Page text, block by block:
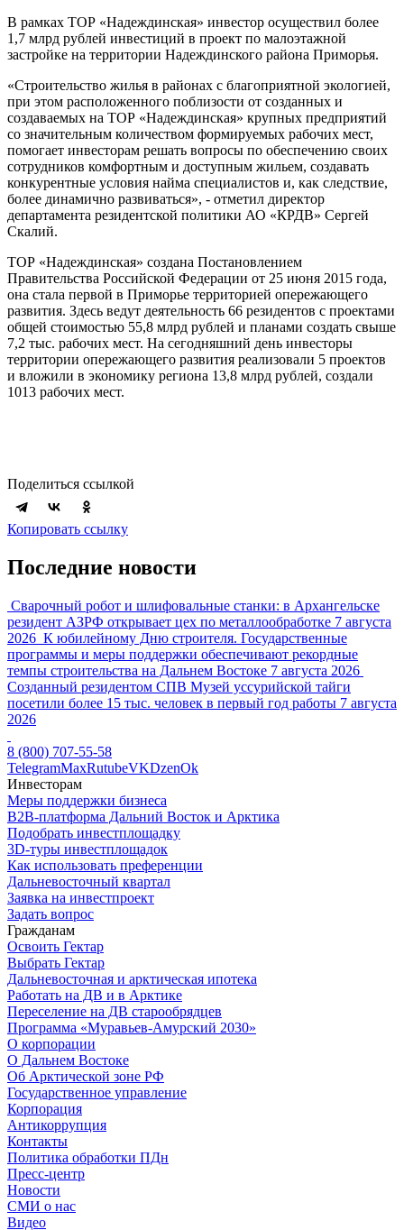
В рамках ТОР «Надеждинская» инвестор осуществил более
1,7 млрд рублей инвестиций в проект по малоэтажной
застройке на территории Надеждинского района Приморья.
«Строительство жилья в районах с благоприятной экологией,
при этом расположенного поблизости от созданных и
создаваемых на ТОР «Надеждинская» крупных предприятий
со значительным количеством формируемых рабочих мест,
помогает инвесторам решать вопросы по обеспечению своих
сотрудников комфортным и доступным жильем, создавать
конкурентные условия найма специалистов и, как следствие,
более динамично развиваться», - отметил директор
департамента резидентской политики АО «КРДВ» Сергей
Скалий.
ТОР «Надеждинская» создана Постановлением
Правительства Российской Федерации от 25 июня 2015 года,
она стала первой в Приморье территорией опережающего
развития. Здесь ведут деятельность 66 резидентов с проектами
общей стоимостью 55,8 млрд рублей и планами создать свыше
7,2 тыс. рабочих мест. На сегодняшний день инвесторы
территории опережающего развития реализовали 5 проектов
и вложили в экономику региона 13,8 млрд рублей, создали
1013 рабочих мест.
Поделиться ссылкой
Копировать ссылку
Последние новости
Сварочный робот и шлифовальные станки: в Архангельске
резидент АЗРФ открывает цех по металлообработке 7 августа
2026 К юбилейному Дню строителя. Государственные
программы и меры поддержки обеспечивают рекордные
темпы строительства на Дальнем Востоке 7 августа 2026
Созданный резидентом СПВ Музей уссурийской тайги
посетили более 15 тыс. человек в первый год работы 7 августа
2026
8 (800) 707-55-58
TelegramMaxRutubeVKDzenOk
Инвесторам
Меры поддержки бизнеса
B2B-платформа Дальний Восток и Арктика
Подобрать инвестплощадку
3D-туры инвестплощадок
Как использовать преференции
Дальневосточный квартал
Заявка на инвестпроект
Задать вопрос
Гражданам
Освоить Гектар
Выбрать Гектар
Дальневосточная и арктическая ипотека
Работать на ДВ и в Арктике
Переселение на ДВ старообрядцев
Программа «Муравьев-Амурский 2030»
О корпорации
О Дальнем Востоке
Об Арктической зоне РФ
Государственное управление
Корпорация
Антикоррупция
Контакты
Политика обработки ПДн
Пресс-центр
Новости
СМИ о нас
Видео